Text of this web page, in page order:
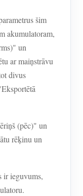
šim
akumulatoram,
un
ar maiņstrāvu
divus
(pēc)" un
rēķinu un
ir ieguvums,